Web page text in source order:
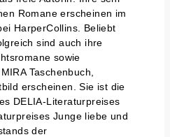
Romane erscheinen im
HarperCollins. Beliebt
sind auch ihre
sowie
Taschenbuch,
erscheinen. Sie ist die
DELIA-Literaturpreises
Junge liebe und
der